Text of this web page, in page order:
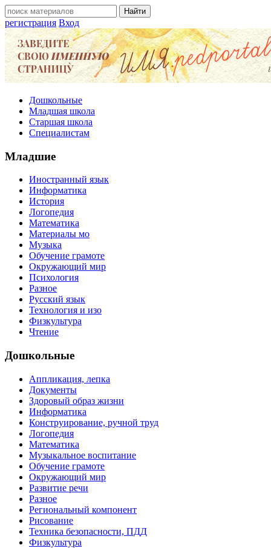
регистрация Вход
Дошкольные
Младшая школа
Старшая школа
Специалистам
Младшие
Иностранный язык
Информатика
История
Логопедия
Математика
Материалы мо
Музыка
Обучение грамоте
Окружающий мир
Психология
Разное
Русский язык
Технология и изо
Физкультура
Чтение
Дошкольные
Аппликация, лепка
Документы
Здоровый образ жизни
Информатика
Конструирование, ручной труд
Логопедия
Математика
Музыкальное воспитание
Обучение грамоте
Окружающий мир
Развитие речи
Разное
Региональный компонент
Рисование
Техника безопасности, ПДД
Физкультура